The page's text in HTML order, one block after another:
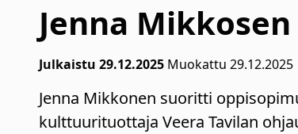
Jenna
Julkaistu 29.12.2025 Muokattu 29.12.2025
Jenna Mikkonen suoritti
kulttuurituottaja Veera Tavilan